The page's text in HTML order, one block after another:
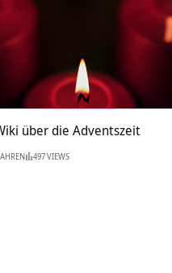
über die Adventszeit
497 VIEWS